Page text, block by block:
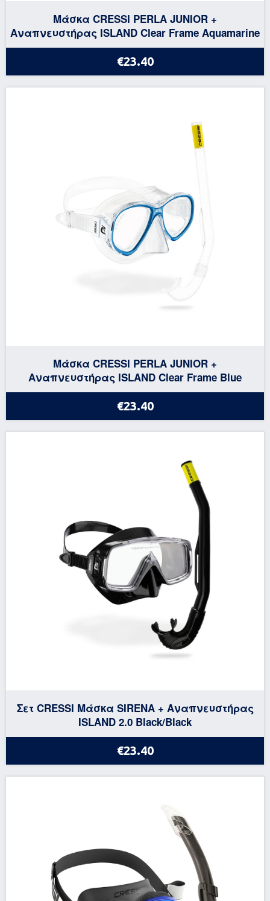
Μάσκα CRESSI PERLA JUNIOR +
Αναπνευστήρας ISLAND Clear Frame Aquamarine
€23.40
Μάσκα CRESSI PERLA JUNIOR +
Αναπνευστήρας ISLAND Clear Frame Blue
€23.40
Σετ CRESSI Μάσκα SIRENA + Αναπνευστήρας
ISLAND 2.0 Black/Black
€23.40